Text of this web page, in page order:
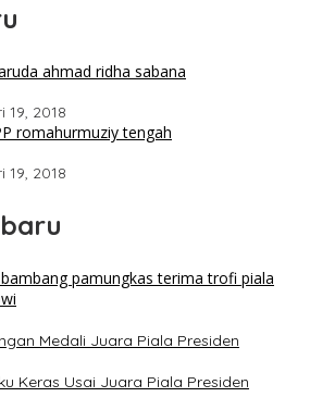
19, 2018
19, 2018
Medali Juara Piala Presiden
Keras Usai Juara Piala Presiden